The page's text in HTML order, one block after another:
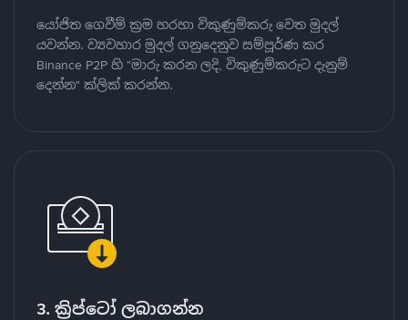
යෝජිත ගෙවීම් ක්‍රම හරහා විකුණුම්කරු වෙත මුදල්
යවන්න. ව්‍යවහාර මුදල් ගනුදෙනුව සම්පූර්ණ කර
Binance P2P හි "මාරු කරන ලදි, විකුණුම්කරුට දැනුම්
දෙන්න" ක්ලික් කරන්න.
3. ක්‍රිප්ටෝ ලබාගන්න